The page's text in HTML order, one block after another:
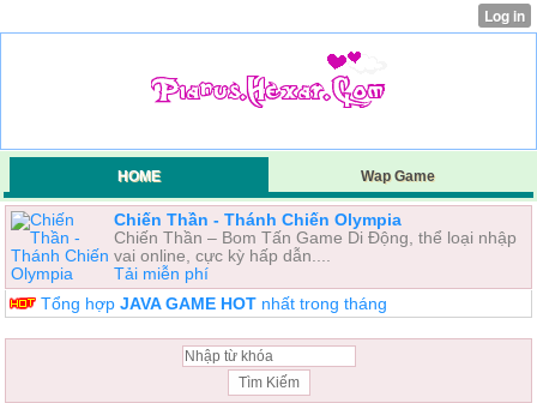
HOME Wap Game
Chiến Thần - Thánh Chiến Olympia
Chiến Thần – Bom Tấn Game Di Động, thể loại nhập
vai online, cực kỳ hấp dẫn....
Tải miễn phí
Tổng hợp JAVA GAME HOT nhất trong tháng